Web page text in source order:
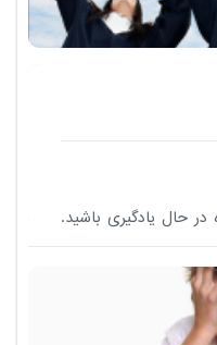
حال یادگیری باشید.